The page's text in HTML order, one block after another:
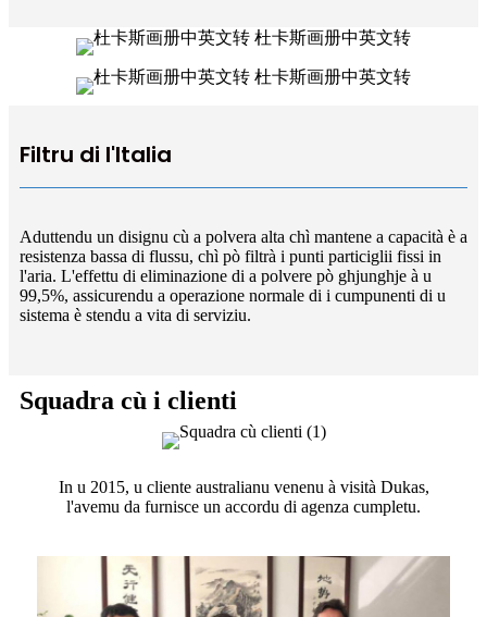
Filtru di l'Italia
Aduttendu un disignu cù a polvera alta chì mantene a capacità è a
resistenza bassa di flussu, chì pò filtrà i punti particiglii fissi in
l'aria. L'effettu di eliminazione di a polvere pò ghjunghje à u
99,5%, assicurendu a operazione normale di i cumpunenti di u
sistema è stendu a vita di serviziu.
Squadra cù i clienti
In u 2015, u cliente australianu venenu à visità Dukas,
l'avemu da furnisce un accordu di agenza cumpletu.